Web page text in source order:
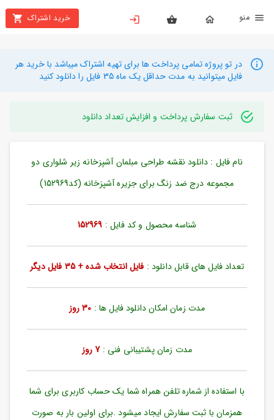
خرید اشتراک
بستن
محصولات
تهیه
راهنما
دانلود
ورود
به
بازیابی
رمز
در تو پروژه تمامی پرداخت ها برای تهیه اشتراک میباشد با خرید هر
فایل میتوانید به مدت حداقل یک ماه 35 فایل را دانلود کنید
ثبت سفارش پرداخت و افزایش تعداد دانلود
نام فایل : دانلود نقشه طراحی مبلمان آشپزخانه زیر شلواری دو
مجموعه درج ضد زنگ برای جزیره آشپزخانه (کد152969)
شناسه محصول و کد فایل : 152969
تعداد فایل های قابل دانلود : فایل انتخاب شده + 35 فایل دیگر
مدت زمان امکان دانلود فایل ها : 30 روز
مدت زمان پشتیبانی فنی :7 روز
با استفاده از شماره تلفن همراه شما یک حساب کاربری برای شما
همزمان با ثبت سفارش ایجاد میشود .برای اولین بار به صورت